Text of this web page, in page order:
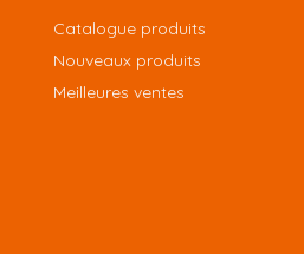
Catalogue produits
Nouveaux produits
Meilleures ventes